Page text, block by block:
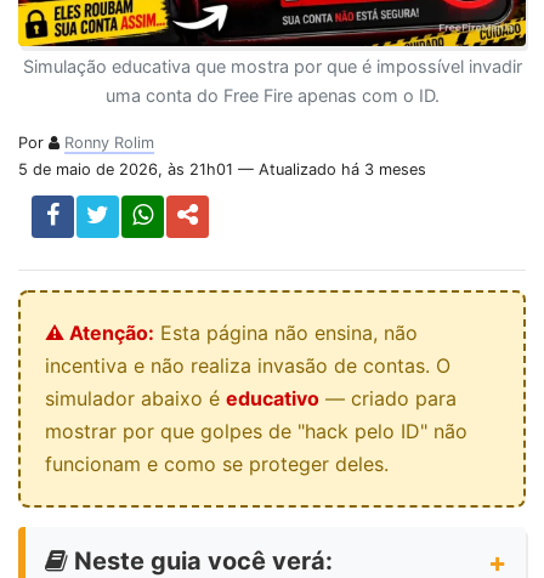
Simulação educativa que mostra por que é impossível invadir
uma conta do Free Fire apenas com o ID.
Por
Ronny Rolim
5 de maio de 2026, às 21h01 — Atualizado há 3 meses
⚠️ Atenção: Esta página não ensina, não
incentiva e não realiza invasão de contas. O
simulador abaixo é educativo — criado para
mostrar por que golpes de "hack pelo ID" não
funcionam e como se proteger deles.
Neste guia você verá: